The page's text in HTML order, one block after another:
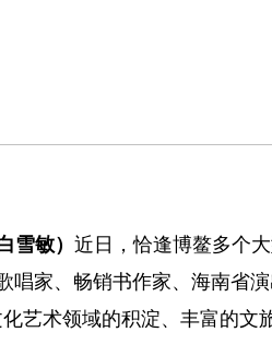
雪敏） 近日，恰逢博鳌多个
唱家、畅销书作家、海南省
艺术领域的积淀、丰富的